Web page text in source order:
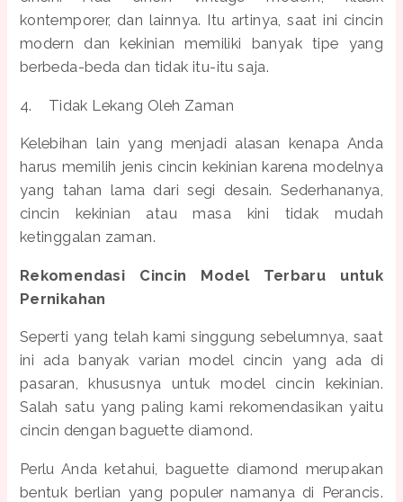
kontemporer, dan lainnya. Itu artinya, saat ini cincin
modern dan kekinian memiliki banyak tipe yang
berbeda-beda dan tidak itu-itu saja.
4. Tidak Lekang Oleh Zaman
Kelebihan lain yang menjadi alasan kenapa Anda
harus memilih jenis cincin kekinian karena modelnya
yang tahan lama dari segi desain. Sederhananya,
cincin kekinian atau masa kini tidak mudah
ketinggalan zaman.
Rekomendasi Cincin Model Terbaru untuk
Pernikahan
Seperti yang telah kami singgung sebelumnya, saat
ini ada banyak varian model cincin yang ada di
pasaran, khususnya untuk model cincin kekinian.
Salah satu yang paling kami rekomendasikan yaitu
cincin dengan baguette diamond.
Perlu Anda ketahui, baguette diamond merupakan
bentuk berlian yang populer namanya di Perancis.